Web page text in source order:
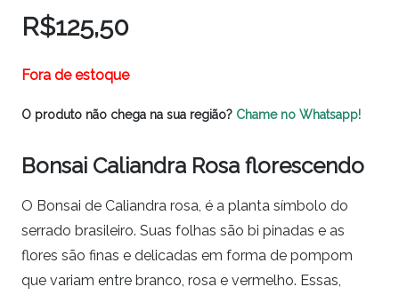
R$125,50
Fora de estoque
O produto não chega na sua região? Chame no Whatsapp!
Bonsai Caliandra Rosa florescendo
O Bonsai de Caliandra rosa, é a planta símbolo do
serrado brasileiro. Suas folhas são bi pinadas e as
flores são finas e delicadas em forma de pompom
que variam entre branco, rosa e vermelho. Essas,